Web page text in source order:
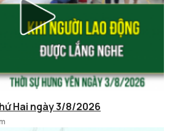
Hai ngày 3/8/2026